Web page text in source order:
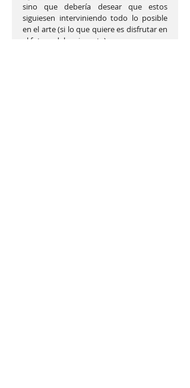
sino que debería desear que estos
siguiesen interviniendo todo lo posible
en el arte (si lo que quiere es disfrutar en
el futuro del mejor arte).